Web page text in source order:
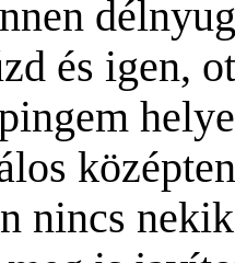
és igen,
em
nincs